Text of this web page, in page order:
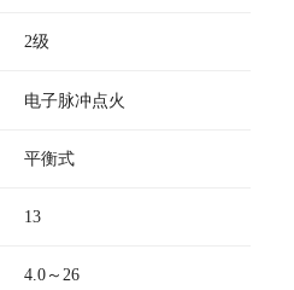
2级
电子脉冲点火
平衡式
13
4.0～26